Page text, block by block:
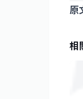
原
相